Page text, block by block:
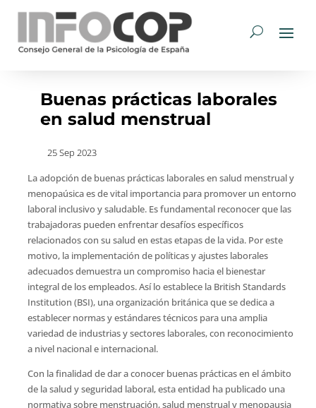
Buenas prácticas laborales
en salud menstrual
25 Sep 2023
La adopción de buenas prácticas laborales en salud menstrual y
menopaúsica es de vital importancia para promover un entorno
laboral inclusivo y saludable. Es fundamental reconocer que las
trabajadoras pueden enfrentar desafíos específicos
relacionados con su salud en estas etapas de la vida. Por este
motivo, la implementación de políticas y ajustes laborales
adecuados demuestra un compromiso hacia el bienestar
integral de los empleados. Así lo establece la British Standards
Institution (BSI), una organización británica que se dedica a
establecer normas y estándares técnicos para una amplia
variedad de industrias y sectores laborales, con reconocimiento
a nivel nacional e internacional.
Con la finalidad de dar a conocer buenas prácticas en el ámbito
de la salud y seguridad laboral, esta entidad ha publicado una
normativa sobre menstruación, salud menstrual y menopausia